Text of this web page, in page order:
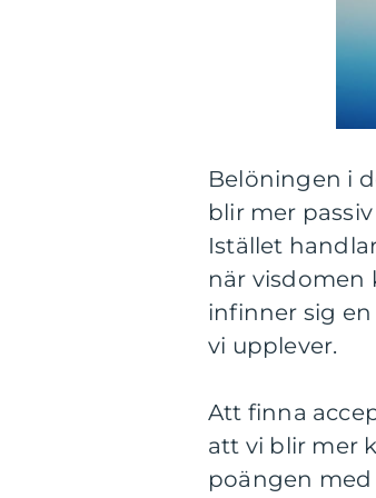
Belöningen i
blir mer
Istället
när visdomen
infinner sig
vi upplever.
Att finna
att vi blir mer
poängen